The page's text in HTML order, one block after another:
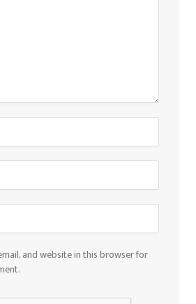
and website in this browser for